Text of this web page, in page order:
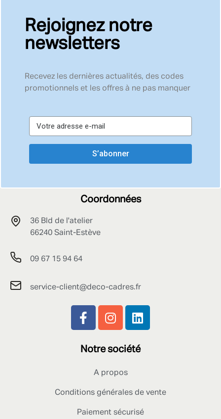
Rejoignez notre
newsletters
Recevez les dernières actualités, des codes
promotionnels et les offres à ne pas manquer
S’abonner
Coordonnées
36 Bld de l'atelier
66240 Saint-Estève
09 67 15 94 64
service-client@deco-cadres.fr
Notre société
A propos
Conditions générales de vente
Paiement sécurisé